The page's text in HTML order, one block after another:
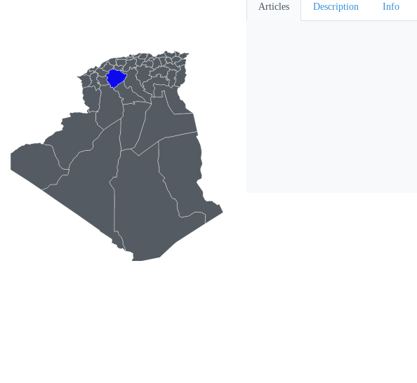
Articles Description Info